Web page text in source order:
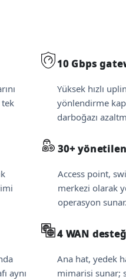
tek
10 Gbps
Yüksek hızlı
yönlendirme
darboğazı
30+
Access point,
merkezi olarak
operasyon sunar.
aynı
4 WAN
Ana hat, yedek
mimarisi sunar;